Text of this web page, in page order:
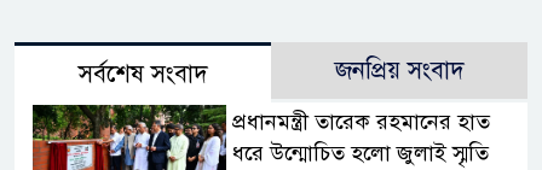
সর্বশেষ সংবাদ জনপ্রিয় সংবাদ
প্রধানমন্ত্রী তারেক রহমানের হাত
ধরে উন্মোচিত হলো জুলাই স্মৃতি